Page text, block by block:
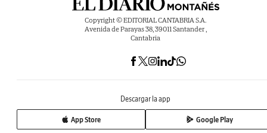
Copyright © EDITORIAL CANTABRIA S.A.
Avenida de Parayas 38, 39011 Santander ,
Cantabria
Descargar la app
App Store Google Play